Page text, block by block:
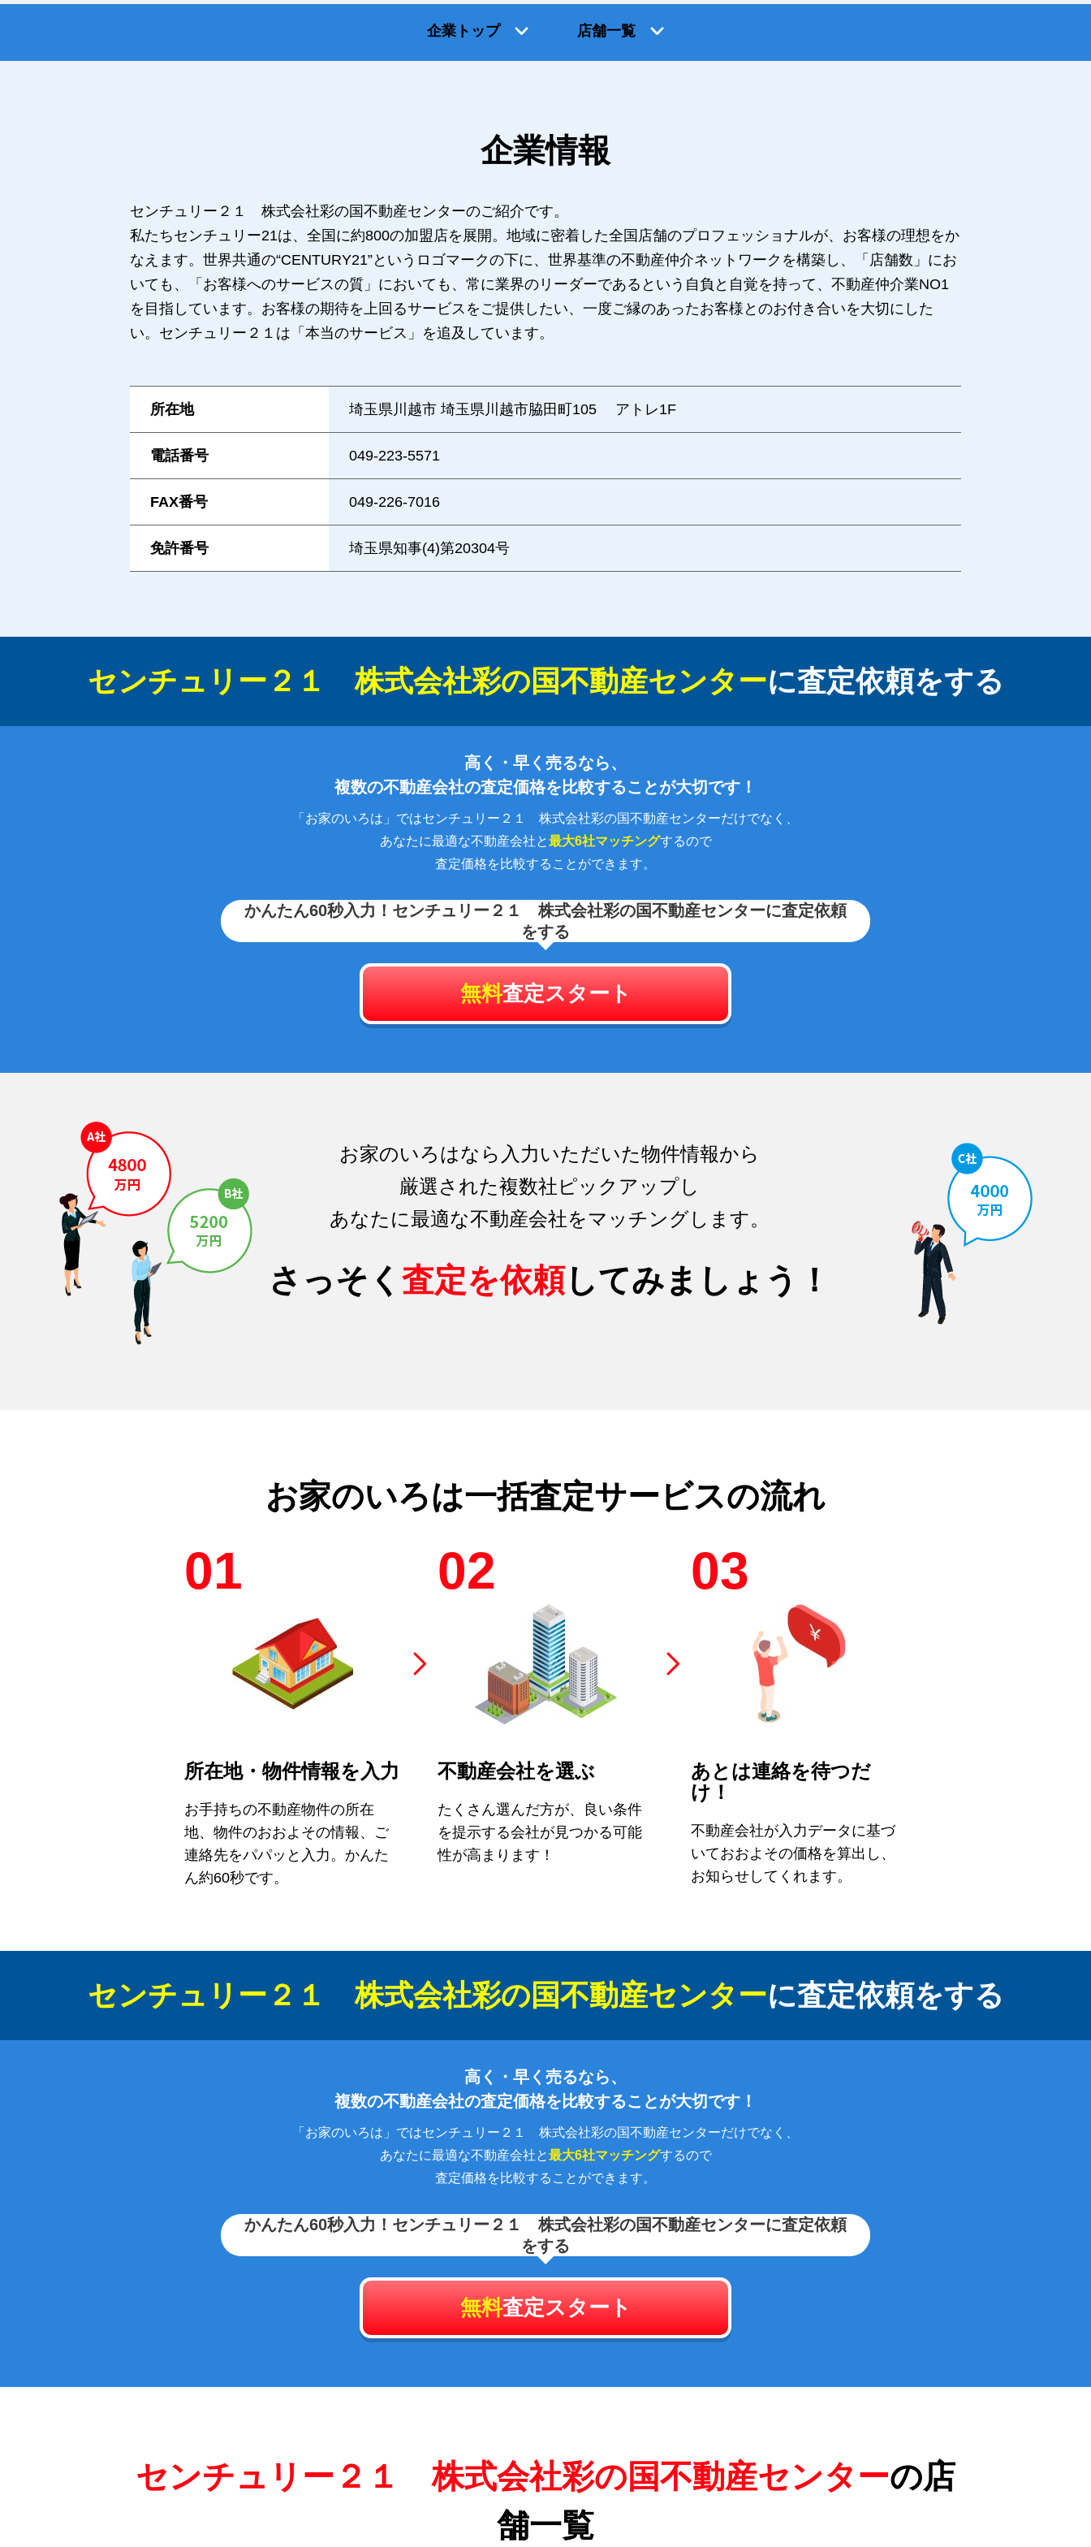
企業トップ 店舗一覧
企業情報
センチュリー２１ 株式会社彩の国不動産センターのご紹介です。
私たちセンチュリー21は、全国に約800の加盟店を展開。地域に密着した全国店舗のプロフェッショナルが、お客様の理想をか
なえます。世界共通の“CENTURY21”というロゴマークの下に、世界基準の不動産仲介ネットワークを構築し、「店舗数」にお
いても、「お客様へのサービスの質」においても、常に業界のリーダーであるという自負と自覚を持って、不動産仲介業NO1
を目指しています。お客様の期待を上回るサービスをご提供したい、一度ご縁のあったお客様とのお付き合いを大切にした
い。センチュリー２１は「本当のサービス」を追及しています。
所在地 埼玉県川越市 埼玉県川越市脇田町105 アトレ1F
電話番号 049-223-5571
FAX番号 049-226-7016
免許番号 埼玉県知事(4)第20304号
センチュリー２１ 株式会社彩の国不動産センターに査定依頼をする
高く・早く売るなら、
複数の不動産会社の査定価格を比較することが大切です！
「お家のいろは」ではセンチュリー２１ 株式会社彩の国不動産センターだけでなく、
あなたに最適な不動産会社と最大6社マッチングするので
査定価格を比較することができます。
かんたん60秒入力！ センチュリー２１ 株式会社彩の国不動産センターに査定依頼
をする
無料査定スタート
お家のいろはなら入力いただいた物件情報から
厳選された複数社ピックアップし
あなたに最適な不動産会社をマッチングします。
さっそく 査定を依頼してみましょう！
お家のいろは一括査定サービスの流れ
01
所在地・物件情報を入力
お手持ちの不動産物件の所在
地、物件のおおよその情報、ご
連絡先をパパッと入力。かんた
ん約60秒です。
02
不動産会社を選ぶ
たくさん選んだ方が、良い条件
を提示する会社が見つかる可能
性が高まります！
03
あとは連絡を待つだ
け！
不動産会社が入力データに基づ
いておおよその価格を算出し、
お知らせしてくれます。
センチュリー２１ 株式会社彩の国不動産センターに査定依頼をする
高く・早く売るなら、
複数の不動産会社の査定価格を比較することが大切です！
「お家のいろは」ではセンチュリー２１ 株式会社彩の国不動産センターだけでなく、
あなたに最適な不動産会社と最大6社マッチングするので
査定価格を比較することができます。
かんたん60秒入力！ センチュリー２１ 株式会社彩の国不動産センターに査定依頼
をする
無料査定スタート
センチュリー２１ 株式会社彩の国不動産センターの店
舗一覧